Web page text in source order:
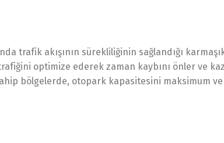
trafik akışının sürekliliğinin sağlandığı
optimize ederek zaman kaybını önler ve
bölgelerde, otopark kapasitesini maksimum